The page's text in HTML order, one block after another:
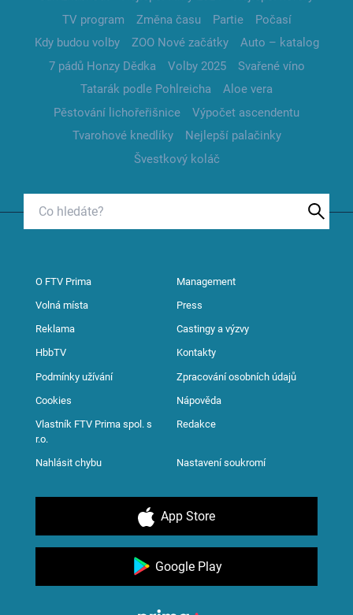
TV program
Změna času Partie
Počasí
Kdy budou volby
ZOO Nové začátky
Auto – katalog
7 pádů Honzy Dědka
Volby 2025
Svařené víno
Tatarák podle Pohlreicha
Aloe vera
Pěstování lichořeřišnice
Výpočet ascendentu
Tvarohové knedlíky
Nejlepší palačinky
Švestkový koláč
O FTV Prima Management
Volná místa Press
Reklama Castingy a výzvy
HbbTV Kontakty
Podmínky užívání Zpracování osobních údajů
Cookies Nápověda
Vlastník FTV Prima spol. s
r.o.
Redakce
Nahlásit chybu Nastavení soukromí
App Store
Google Play